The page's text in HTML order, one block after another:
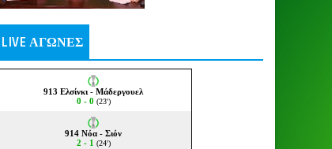
LIVE ΑΓΩΝΕΣ